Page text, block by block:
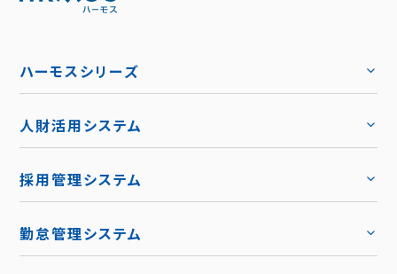
ハーモスシリーズ
人財活用システム
採用管理システム
勤怠管理システム